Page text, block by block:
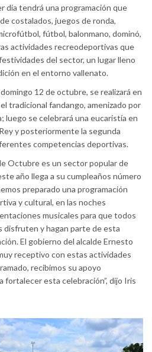
día tendrá una programación que
costalados, juegos de ronda,
fútbol, balonmano, dominó,
actividades recreodeportivas que
del sector, un lugar lleno
en el entorno vallenato.
12 de octubre, se realizará en
tradicional fandango, amenizado por
luego se celebrará una eucaristía en
y posteriormente la segunda
competencias deportivas.
Octubre es un sector popular de
año llega a su cumpleaños número
preparado una programación
y cultural, en las noches
musicales para que todos
disfruten y hagan parte de esta
El gobierno del alcalde Ernesto
receptivo con estas actividades
recibimos su apoyo
fortalecer esta celebración”, dijo Iris